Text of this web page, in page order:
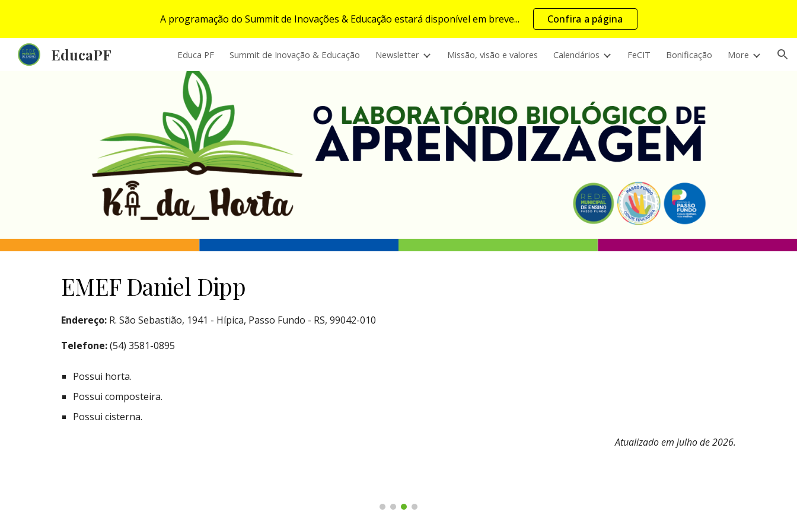
Skip to main content Skip to navigation
A programação do Summit de Inovações & Educação estará disponível em breve... Confira a página
EducaPF Educa PF Summit de Inovação & Educação Newsletter Missão, visão e valores Calendários FeCIT Bonificação More
EMEF Daniel Dipp
Endereço:R. São Sebastião, 1941 - Hípica, Passo Fundo - RS, 99042-010
Telefone:(54) 3581-0895
Possui horta.
Possui composteira.
Possui cisterna.
Atualizado em julho de 2026.